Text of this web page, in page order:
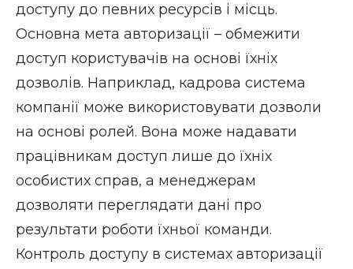
доступу до певних ресурсів і місць.
Основна мета авторизації – обмежити
доступ користувачів на основі їхніх
дозволів. Наприклад, кадрова система
компанії може використовувати дозволи
на основі ролей. Вона може надавати
працівникам доступ лише до їхніх
особистих справ, а менеджерам
дозволяти переглядати дані про
результати роботи їхньої команди.
Контроль доступу в системах авторизації